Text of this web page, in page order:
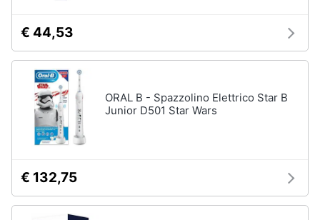
€ 44,53
ORAL B - Spazzolino Elettrico Star B
Junior D501 Star Wars
€ 132,75